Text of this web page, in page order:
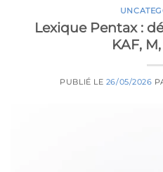
Lexique Pentax :
KAF,
PUBLIÉ LE 26/05/2026